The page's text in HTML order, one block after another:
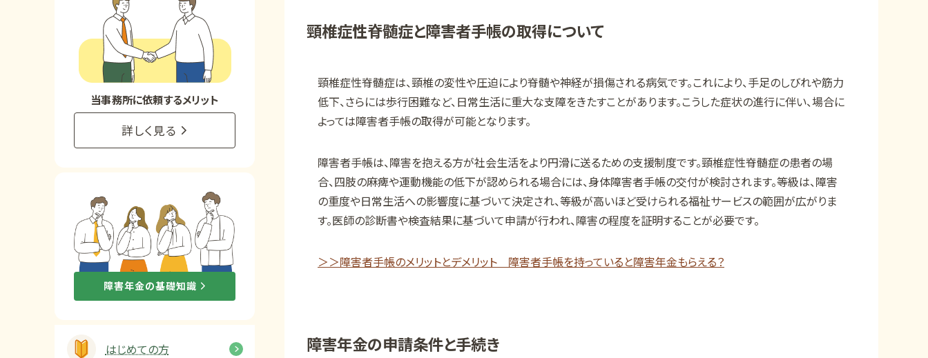
で受給相談をする
メリット
お電話でのお問い合わせ
089-907-3797
頸椎症性脊髄症と障害者手帳の取得について
頸椎症性脊髄症は、頸椎の変性や圧迫により脊髄や神経が損傷される病気です。これにより、手足のしびれや筋力
低下、さらには歩行困難など、日常生活に重大な支障をきたすことがあります。こうした症状の進行に伴い、場合に
よっては障害者手帳の取得が可能となります。
障害者手帳は、障害を抱える方が社会生活をより円滑に送るための支援制度です。頸椎症性脊髄症の患者の場
合、四肢の麻痺や運動機能の低下が認められる場合には、身体障害者手帳の交付が検討されます。等級は、障害
の重度や日常生活への影響度に基づいて決定され、等級が高いほど受けられる福祉サービスの範囲が広がりま
す。医師の診断書や検査結果に基づいて申請が行われ、障害の程度を証明することが必要です。
＞＞障害者手帳のメリットとデメリット 障害者手帳を持っていると障害年金もらえる？
障害年金の申請条件と手続き
当事務所に依頼するメリット
詳しく見る
障害年金の基礎知識
はじめての方